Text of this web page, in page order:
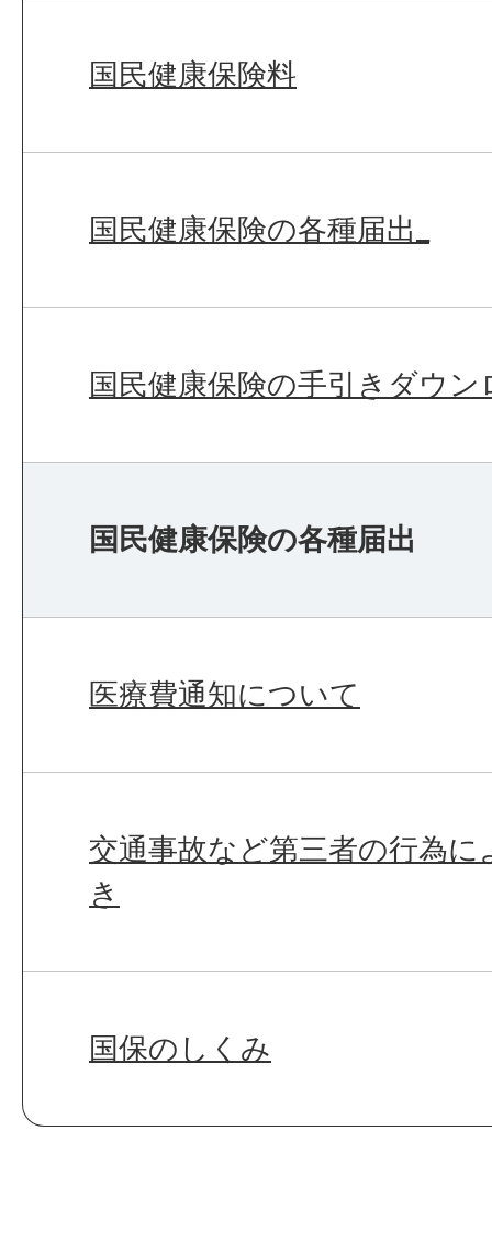
国民健康保険料
国民健康保険の各種届出_
国民健康保険の手引きダウン
国民健康保険の各種届出
医療費通知について
交通事故など第三者の行為
き
国保のしくみ